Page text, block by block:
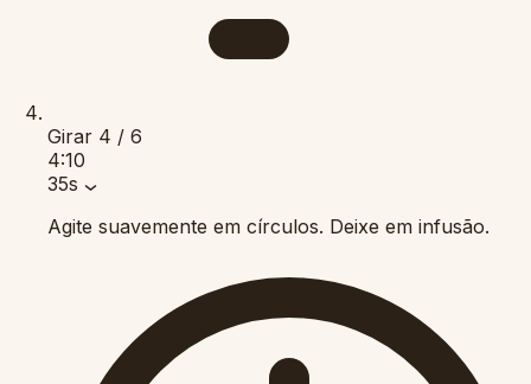
Girar 4 / 6
4:10
35s
Agite suavemente em círculos. Deixe em infusão.